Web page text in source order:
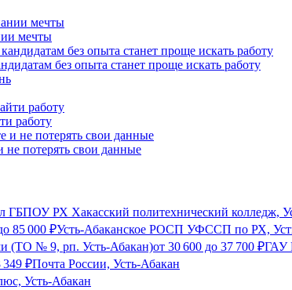
мечты
без опыта станет проще искать работу
работу
не потерять свои данные
ГБПОУ РХ Хакасский политехнический колледж,
85 000 ₽Усть-Абаканское РОСП УФССП по РХ,
(ТО № 9, рп. Усть-Абакан)от 30 600 до 37 700 ₽ГАУ
349 ₽Почта России, Усть-Абакан
Усть-Абакан